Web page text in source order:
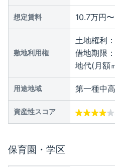
想定賃料 10.7万円
敷地利用権
土地権利：
借地期限：
地代(月額
用途地域 第一種中
資産性スコア
保育園・学区